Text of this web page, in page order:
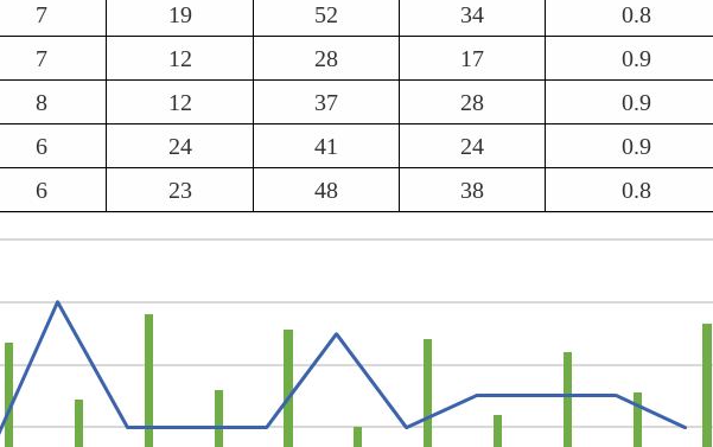
7 19 52 34 0.8
7 12 28 17 0.9
8 12 37 28 0.9
6 24 41 24 0.9
6 23 48 38 0.8